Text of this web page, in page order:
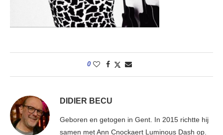
0
DIDIER BECU
Geboren en getogen in Gent. In 2015 richtte hij
samen met Ann Cnockaert Luminous Dash op.